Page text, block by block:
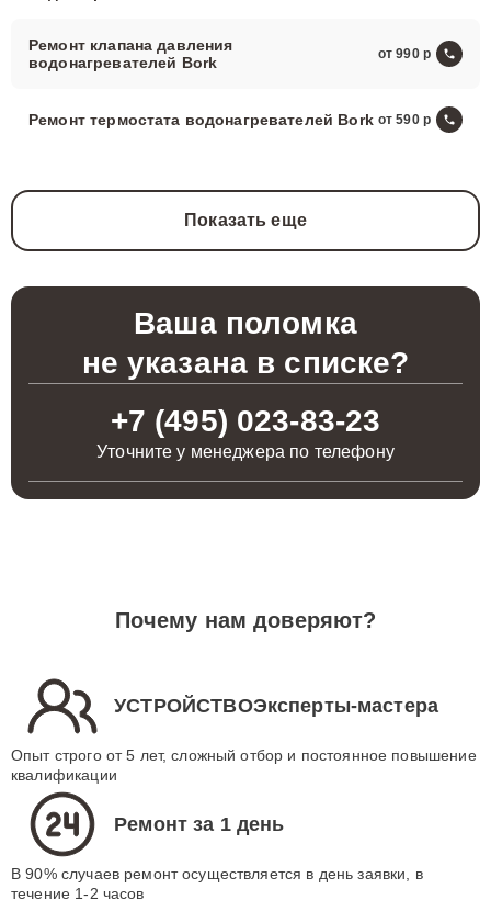
Ремонт клапана давления
водонагревателей Bork
от 990
Ремонт термостата водонагревателей Bork от 590
Показать еще
Ваша поломка
не указана в списке?
+7 (495) 023-83-23
Уточните у менеджера по телефону
Почему нам доверяют?
УСТРОЙСТВОЭксперты-мастера
Опыт строго от 5 лет, сложный отбор и постоянное повышение
квалификации
Ремонт за 1 день
В 90% случаев ремонт осуществляется в день заявки, в
течение 1-2 часов